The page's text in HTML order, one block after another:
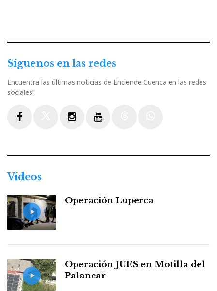
Síguenos en las redes
Encuentra las últimas noticias de Enciende Cuenca en las redes
sociales!
Vídeos
Operación Luperca
Operación JUES en Motilla del
Palancar